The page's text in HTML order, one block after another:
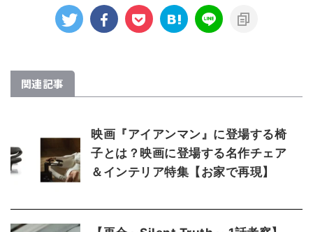
関連記事
映画『アイアンマン』に登場する椅
子とは？映画に登場する名作チェア
＆インテリア特集【お家で再現】